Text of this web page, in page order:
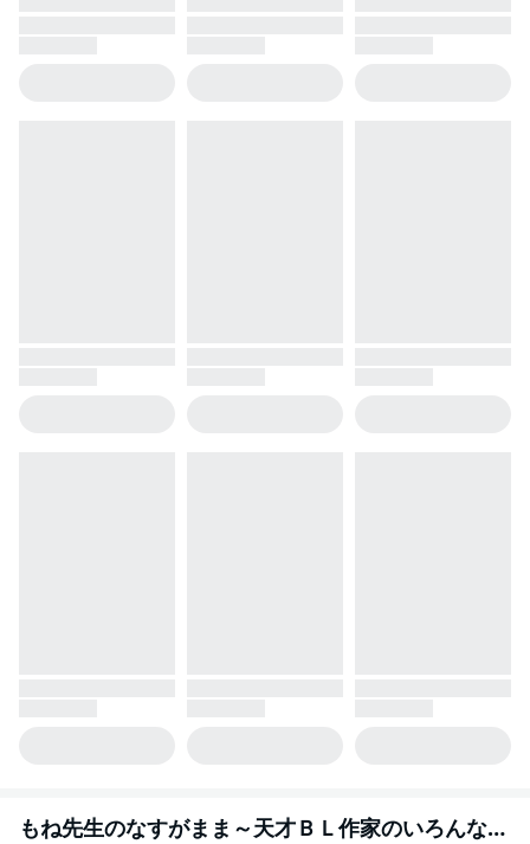
もね先生のなすがまま～天才ＢＬ作家のいろんなお世話します～